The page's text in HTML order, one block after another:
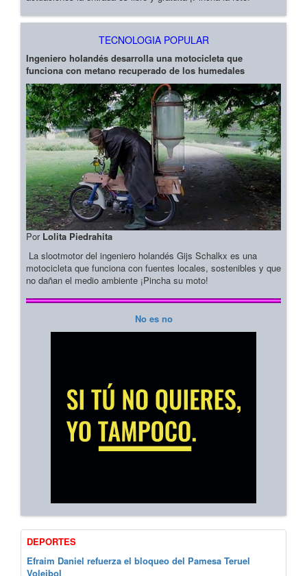
TECNOLOGIA POPULAR
Ingeniero holandés desarrolla una motocicleta que
funciona con metano recuperado de los humedales
Por Lolita Piedrahita
La slootmotor del ingeniero holandés Gijs Schalkx es una
motocicleta que funciona con fuentes locales, sostenibles y que
no dañan el medio ambiente ¡Pincha su moto!
No es no
DEPORTES
Efraim Daniel refuerza el bloqueo del Pamesa Teruel
Voleibol